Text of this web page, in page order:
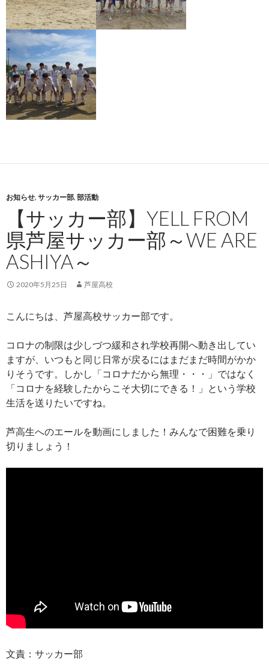
お知らせ, サッカー部, 部活動
【サッカー部】YELL FROM
県芦屋サッカー部～WE ARE
ASHIYA～
2020年5月25日 芦屋高校
こんにちは、芦屋高校サッカー部です。
コロナの制限は少しづつ緩和され学校再開へ動き出してい
ますが、いつもと同じ日常が戻るにはまだまだ時間がかか
りそうです。しかし「コロナだから無理・・・」ではなく
「コロナを経験したからこそ大切にできる！」という学校
生活を送りたいですね。
芦高生へのエールを動画にしました！みんなで困難を乗り
切りましょう！
文責：サッカー部